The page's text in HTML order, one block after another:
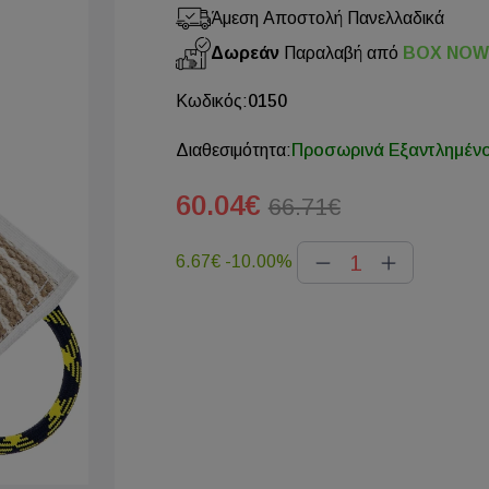
Άμεση Αποστολή Πανελλαδικά
ΔωρεάνΠαραλαβή από BOX NOW
Κωδικός:0150
Διαθεσιμότητα: Προσωρινά
60.04€ 66.71€
6.67€ -10.00%